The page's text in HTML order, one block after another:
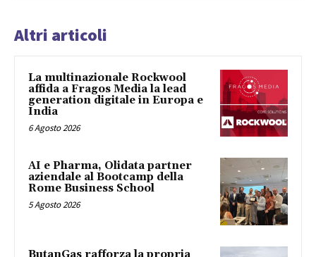
Altri articoli
La multinazionale Rockwool
affida a Fragos Media la lead
generation digitale in Europa e
India
6 Agosto 2026
AI e Pharma, Olidata partner
aziendale al Bootcamp della
Rome Business School
5 Agosto 2026